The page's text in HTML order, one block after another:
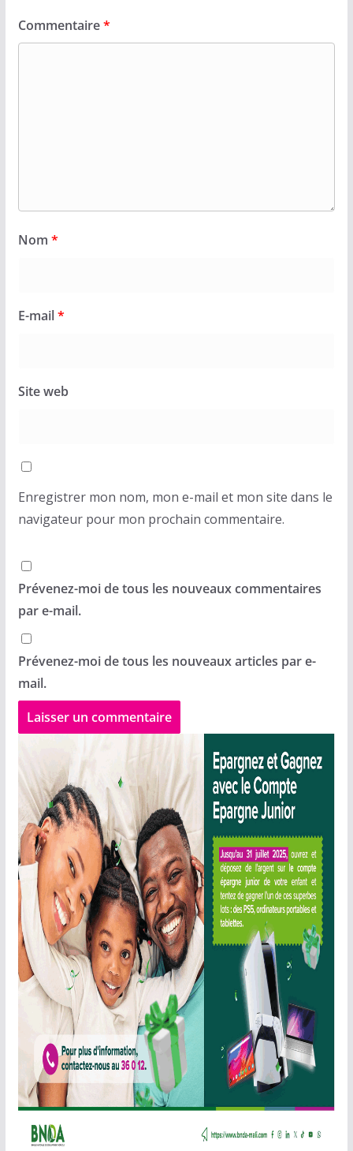
Commentaire*
Nom *
E-mail*
Site web
Enregistrer mon nom, mon e-mail et mon site dans le
navigateur pour mon prochain commentaire.
Prévenez-moi de tous les nouveaux commentaires
par e-mail.
Prévenez-moi de tous les nouveaux articles par e-
mail.